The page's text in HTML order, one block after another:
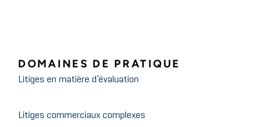
DOMAINES DE PRATIQUE
Litiges en matière d’évaluation
Litiges commerciaux complexes